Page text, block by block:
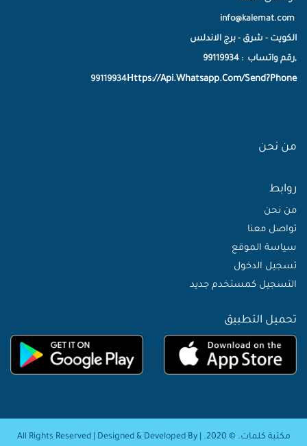
info@kalemat.com
الكويت - شرق - برج الاندلس
,رقم واتساب : 99119934
Https://Api.Whatsapp.Com/Send?Phone
99119934
من نحن
روابط
من نحن
تواصل معنا
سياسة الموقع
تسجيل الدخول
التسجيل كمستخدم جديد
تحميل التطبيق
مكتبة كلمات. © 2020. | All Rights Reserved | Designed & Developed By